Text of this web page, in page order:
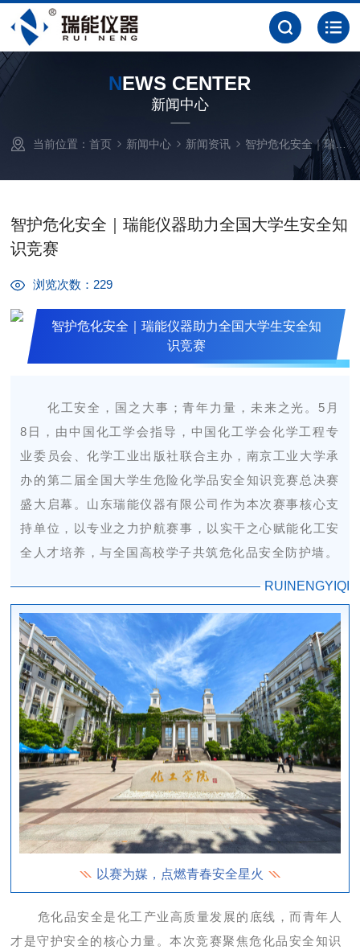
NEWS CENTER
新闻中心
当前位置：首页 新闻中心 新闻资讯 智护危化安全｜瑞能仪器助力全国大学生安全知识竞赛
智护危化安全｜瑞能仪器助力全国大学生安全知
识竞赛
浏览次数：229
智护危化安全｜瑞能仪器助力全国大学生安全知
识竞赛
化工安全，国之大事；青年力量，未来之光。5月
8日，由中国化工学会指导，中国化工学会化学工程专
业委员会、化学工业出版社联合主办，南京工业大学承
办的第二届全国大学生危险化学品安全知识竞赛总决赛
盛大启幕。山东瑞能仪器有限公司作为本次赛事核心支
持单位，以专业之力护航赛事，以实干之心赋能化工安
全人才培养，与全国高校学子共筑危化品安全防护墙。
RUINENGYIQI
以赛为媒，点燃青春安全星火
危化品安全是化工产业高质量发展的底线，而青年人
才是守护安全的核心力量。本次竞赛聚焦危化品安全知识